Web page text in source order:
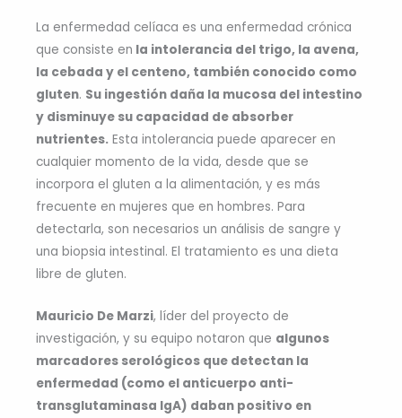
La enfermedad celíaca es una enfermedad crónica
que consiste en la intolerancia del trigo, la avena,
la cebada y el centeno, también conocido como
gluten. Su ingestión daña la mucosa del intestino
y disminuye su capacidad de absorber
nutrientes. Esta intolerancia puede aparecer en
cualquier momento de la vida, desde que se
incorpora el gluten a la alimentación, y es más
frecuente en mujeres que en hombres. Para
detectarla, son necesarios un análisis de sangre y
una biopsia intestinal. El tratamiento es una dieta
libre de gluten.
Mauricio De Marzi, líder del proyecto de
investigación, y su equipo notaron que algunos
marcadores serológicos que detectan la
enfermedad (como el anticuerpo anti-
transglutaminasa IgA) daban positivo en